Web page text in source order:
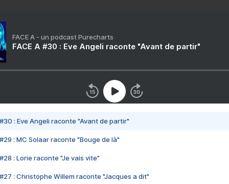
FACE A - un podcast Purecharts
FACE A #30 : Eve Angeli raconte "Avant de partir"
#30 : Eve Angeli raconte "Avant de partir"
#29 : MC Solaar raconte "Bouge de là"
#28 : Lorie raconte "Je vais vite"
#27 : Christophe Willem raconte "Jacques a dit"